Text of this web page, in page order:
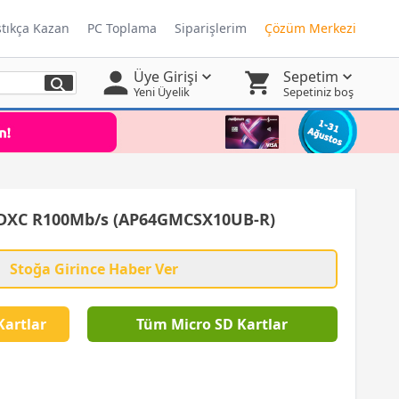
Kazan PC Toplama Siparişlerim Çözüm Merkezi
Üye Girişi
Yeni Üyelik
Sepetim
Sepetiniz boş
R100Mb/s (AP64GMCSX10UB-R)
Stoğa Girince Haber Ver
Tüm Micro SD Kartlar